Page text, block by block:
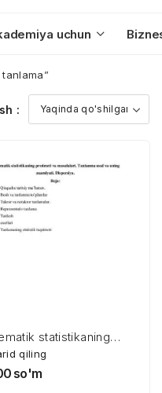
uchun
:
statistikaning
va masalalari.
usul va uning
qiling
so'm